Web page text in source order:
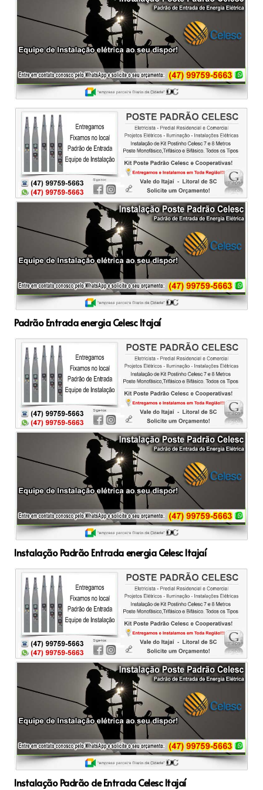
Padrão Entrada energia Celesc Itajaí
Instalação Padrão Entrada energia Celesc Itajaí
Instalação Padrão de Entrada Celesc Itajaí